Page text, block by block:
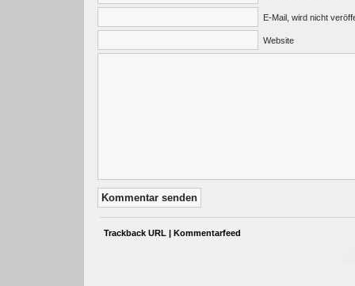
E-Mail, wird nicht
Website
Trackback URL | Kommentarfeed